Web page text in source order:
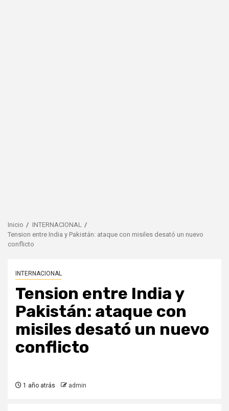
Inicio
INTERNACIONAL
Tension entre India y Pakistán: ataque con misiles desató un nuevo
conflicto
INTERNACIONAL
Tension entre India y
Pakistán: ataque con
misiles desató un nuevo
conflicto
1 año atrás admin